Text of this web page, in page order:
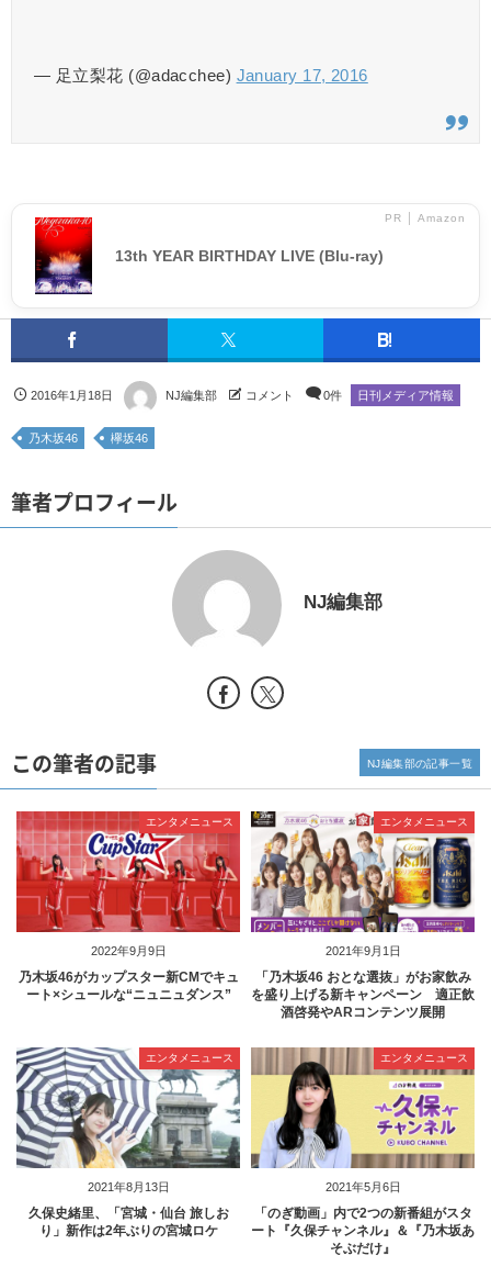
— 足立梨花 (@adacchee) January 17, 2016
PR │ Amazon
13th YEAR BIRTHDAY LIVE (Blu-ray)
2016年1月18日 NJ編集部 コメント 0件 日刊メディア情報
乃木坂46 欅坂46
筆者プロフィール
NJ編集部
この筆者の記事
2022年9月9日
エンタメニュース
乃木坂46がカップスター新CMでキュ
ート×シュールな“ニュニュダンス”
2021年9月1日
エンタメニュース
「乃木坂46 おとな選抜」がお家飲み
を盛り上げる新キャンペーン 適正飲
酒啓発やARコンテンツ展開
2021年8月13日
エンタメニュース
久保史緒里、「宮城・仙台 旅しお
り」新作は2年ぶりの宮城ロケ
2021年5月6日
エンタメニュース
「のぎ動画」内で2つの新番組がスタ
ート『久保チャンネル』＆『乃木坂あ
そぶだけ』
NJ編集部の記事一覧